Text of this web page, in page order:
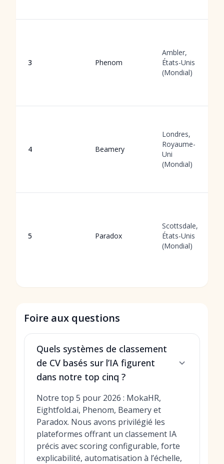
3 Phenom
Ambler,
États-Unis
(Mondial)
4 Beamery
Londres,
Royaume-
Uni
(Mondial)
5 Paradox
Scottsdale,
États-Unis
(Mondial)
Foire aux questions
Quels systèmes de classement
de CV basés sur l’IA figurent
dans notre top cinq ?
Notre top 5 pour 2026 : MokaHR,
Eightfold.ai, Phenom, Beamery et
Paradox. Nous avons privilégié les
plateformes offrant un classement IA
précis avec scoring configurable, forte
explicabilité, automatisation à l’échelle,